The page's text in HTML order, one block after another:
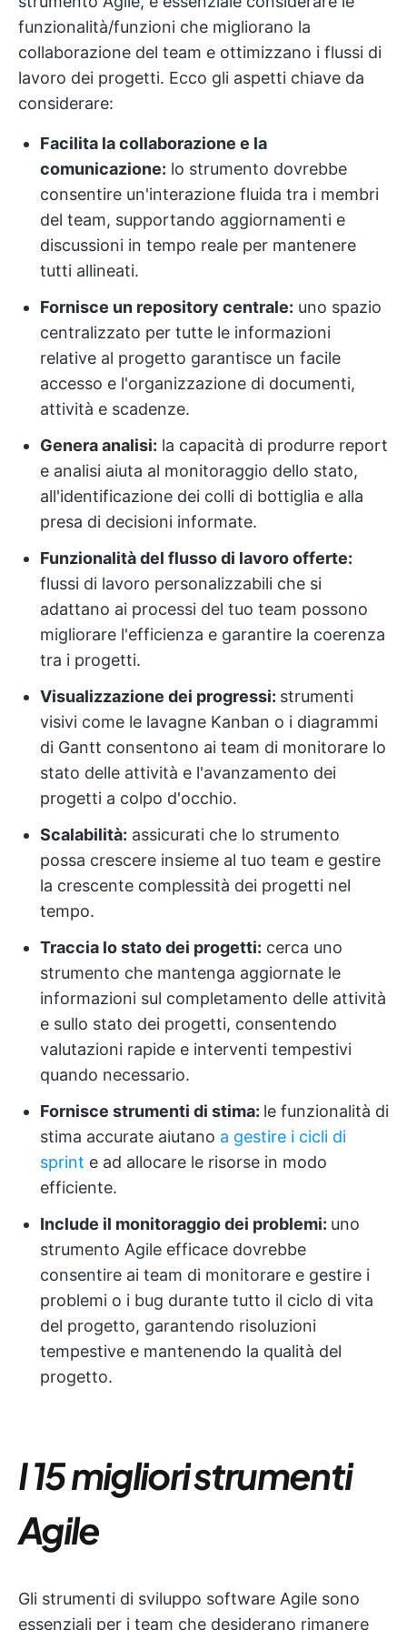
funzionalità/funzioni che migliorano la
collaborazione del team e ottimizzano i flussi di
lavoro dei progetti. Ecco gli aspetti chiave da
considerare:
Facilita la collaborazione e la
comunicazione: lo strumento dovrebbe
consentire un'interazione fluida tra i membri
del team, supportando aggiornamenti e
discussioni in tempo reale per mantenere
tutti allineati.
Fornisce un repository centrale: uno spazio
centralizzato per tutte le informazioni
relative al progetto garantisce un facile
accesso e l'organizzazione di documenti,
attività e scadenze.
Genera analisi: la capacità di produrre report
e analisi aiuta al monitoraggio dello stato,
all'identificazione dei colli di bottiglia e alla
presa di decisioni informate.
Funzionalità del flusso di lavoro offerte:
flussi di lavoro personalizzabili che si
adattano ai processi del tuo team possono
migliorare l'efficienza e garantire la coerenza
tra i progetti.
Visualizzazione dei progressi: strumenti
visivi come le lavagne Kanban o i diagrammi
di Gantt consentono ai team di monitorare lo
stato delle attività e l'avanzamento dei
progetti a colpo d'occhio.
Scalabilità: assicurati che lo strumento
possa crescere insieme al tuo team e gestire
la crescente complessità dei progetti nel
tempo.
Traccia lo stato dei progetti: cerca uno
strumento che mantenga aggiornate le
informazioni sul completamento delle attività
e sullo stato dei progetti, consentendo
valutazioni rapide e interventi tempestivi
quando necessario.
Fornisce strumenti di stima: le funzionalità di
stima accurate aiutano a gestire i cicli di
sprint e ad allocare le risorse in modo
efficiente.
Include il monitoraggio dei problemi: uno
strumento Agile efficace dovrebbe
consentire ai team di monitorare e gestire i
problemi o i bug durante tutto il ciclo di vita
del progetto, garantendo risoluzioni
tempestive e mantenendo la qualità del
progetto.
I 15 migliori strumenti
Agile
Gli strumenti di sviluppo software Agile sono
essenziali per i team che desiderano rimanere